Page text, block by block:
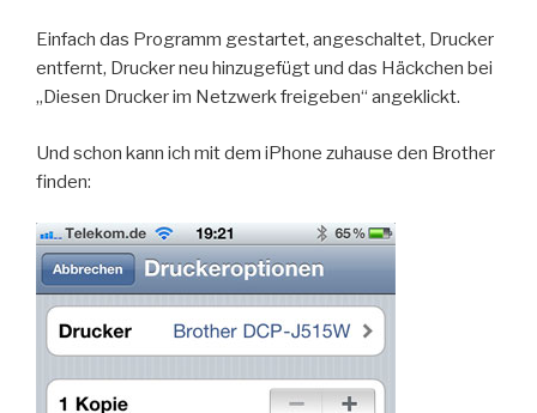
Einfach das Programm gestartet, angeschaltet, Drucker
entfernt, Drucker neu hinzugefügt und das Häckchen bei
„Diesen Drucker im Netzwerk freigeben“ angeklickt.
Und schon kann ich mit dem iPhone zuhause den Brother
finden: